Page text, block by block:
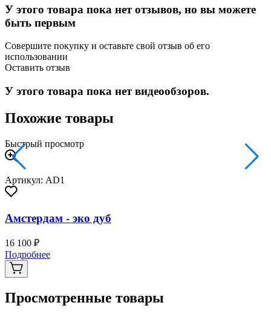
У этого товара пока нет отзывов, но вы можете
быть первым
Совершите покупку и оставьте свой отзыв об его
использовании
Оставить отзыв
У этого товара пока нет видеообзоров.
Похожие товары
Быстрый просмотр
Артикул: AD1
Амстердам - эко дуб
16 100 ₽
Подробнее
Просмотренные товары